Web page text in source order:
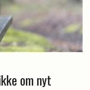
om nyt